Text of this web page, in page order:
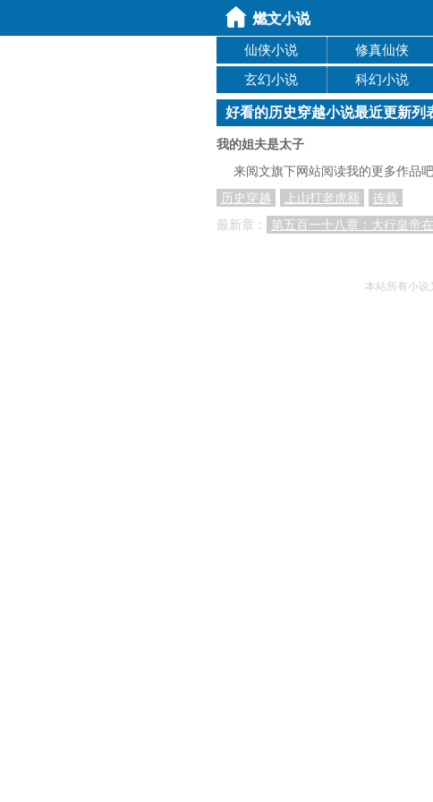
仙侠小说 修真仙侠
玄幻小说
科幻小说
好看的历史穿越小说最近更新列
我的姐夫是太子
来阅文旗下网站阅读我的更多作品吧
历史穿越
上山打老虎额
连载
最新章：
第五百一十八章：大行皇帝
本站所有小说